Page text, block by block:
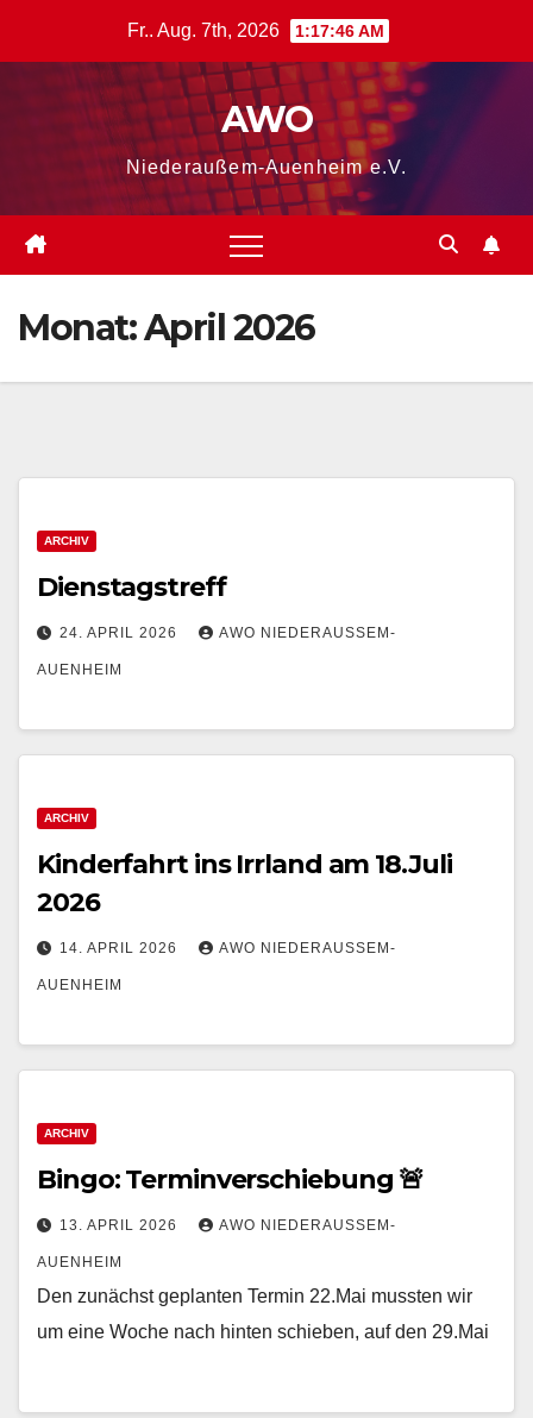
Fr.. Aug. 7th, 2026 1:17:46 AM
AWO
Niederaußem-Auenheim e.V.
Monat:April 2026
ARCHIV
Dienstagstreff
24. APRIL 2026 AWO NIEDERAUSSEM-
AUENHEIM
ARCHIV
Kinderfahrt ins Irrland am 18.Juli
2026
14. APRIL 2026 AWO NIEDERAUSSEM-
AUENHEIM
ARCHIV
Bingo: Terminverschiebung 🚨
13. APRIL 2026 AWO NIEDERAUSSEM-
AUENHEIM
Den zunächst geplanten Termin 22.Mai mussten wir
um eine Woche nach hinten schieben, auf den 29.Mai